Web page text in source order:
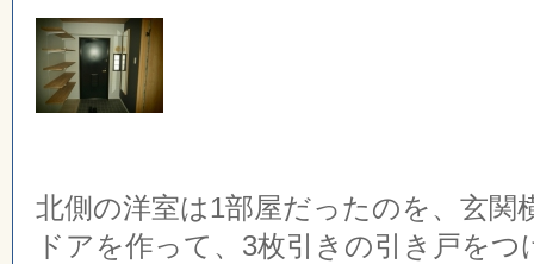
北側の洋室は1部屋だったのを、玄関
ドアを作って、3枚引きの引き戸を